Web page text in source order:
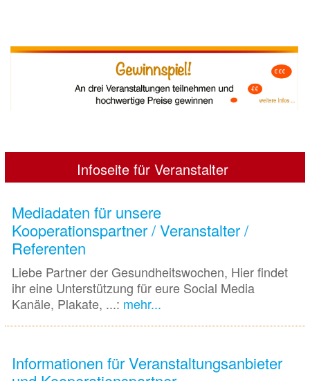
Infoseite für Veranstalter
Mediadaten für unsere
Kooperationspartner / Veranstalter /
Referenten
Liebe Partner der Gesundheitswochen, Hier findet
ihr eine Unterstützung für eure Social Media
Kanäle, Plakate, ...: mehr...
Informationen für Veranstaltungsanbieter